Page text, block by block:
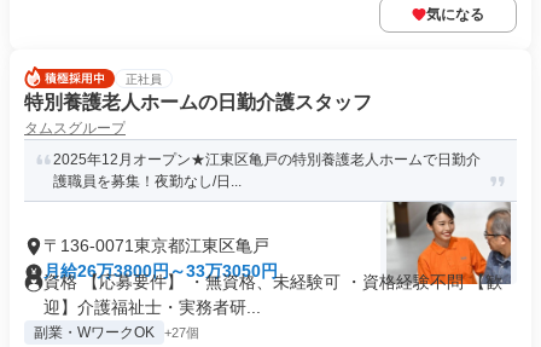
気になる
正社員
特別養護老人ホームの日勤介護スタッフ
タムスグループ
2025年12月オープン★江東区亀戸の特別養護老人ホームで日勤介
護職員を募集！夜勤なし/日...
〒136-0071東京都江東区亀戸
月給26万3800円～33万3050円
資格 【応募要件】 ・無資格、未経験可 ・資格経験不問 【歓
迎】介護福祉士・実務者研...
副業・WワークOK +27個